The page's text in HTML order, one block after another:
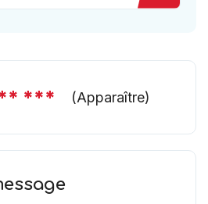
*** (Apparaître)